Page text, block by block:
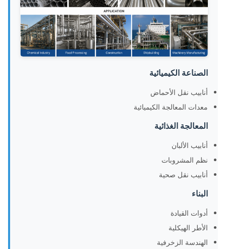
الصناعة الكيميائية
أنابيب نقل الأحماض
معدات المعالجة الكيميائية
المعالجة الغذائية
أنابيب الألبان
نظم المشروبات
أنابيب نقل صحية
أدوات القيادة
الأطر الهيكلية
الهندسة الزخرفية